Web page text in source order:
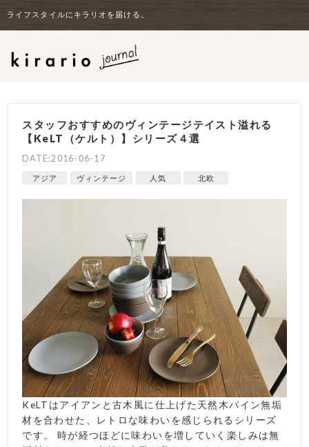
ライフスタイルにキラリオを届ける。
スタッフおすすめのヴィンテージテイスト溢れる
【KeLT（ケルト）】シリーズ４選
DATE:2016-06-17
アジア ヴィンテージ 人気 北欧
KeLTはアイアンと古木風に仕上げた天然木パイン無垢
材を合わせた、レトロな味わいを感じられるシリーズ
です。 時が経つほどに味わいを増していく楽しみは無